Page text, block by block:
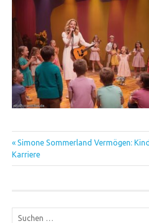
Beitragsnavigation
Vorheriger
Beitrag:
Simone Sommerland Vermögen:
Karriere